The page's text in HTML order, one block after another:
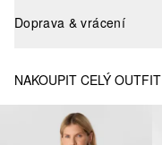
Doprava & vrácení
NAKOUPIT CELÝ OUTFIT